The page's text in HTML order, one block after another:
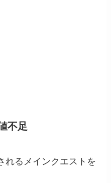
不足
れるメインクエストを